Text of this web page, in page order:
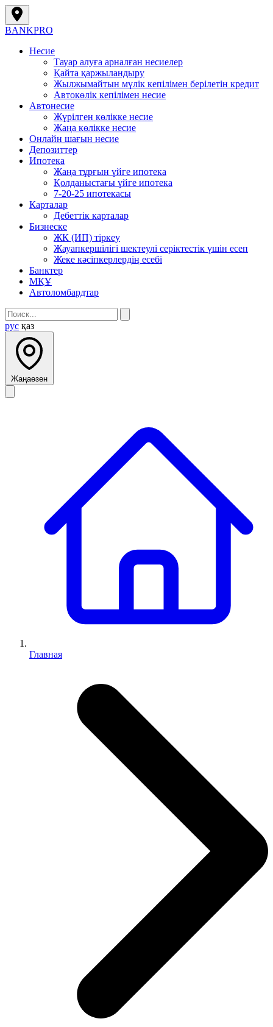
BANKPRO
Несие
Тауар алуға арналған несиелер
Қайта қаржыландыру
Жылжымайтын мүлік кепілімен берілетін кредит
Автокөлік кепілімен несие
Автонесие
Жүрілген көлікке несие
Жаңа көлікке несие
Онлайн шағын несие
Депозиттер
Ипотека
Жаңа тұрғын үйге ипотека
Қолданыстағы үйге ипотека
7-20-25 ипотекасы
Карталар
Дебеттік карталар
Бизнеске
ЖК (ИП) тіркеу
Жауапкершілігі шектеулі серіктестік үшін есеп
Жеке кәсіпкерлердің есебі
Банктер
МҚҰ
Автоломбардтар
рус қаз
Жаңаөзен
Главная